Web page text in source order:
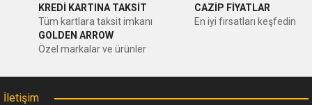
Ürün resmi kalitesiz, bozuk veya görüntülenemiyor.
Ürün açıklamasında eksik bilgiler bulunuyor.
KREDİ KARTINA TAKSİT
Tüm kartlara taksit imkanı
CAZİP FİYATLAR
En iyi fırsatları keşfedin
GOLDEN ARROW
Özel markalar ve ürünler
İletişim